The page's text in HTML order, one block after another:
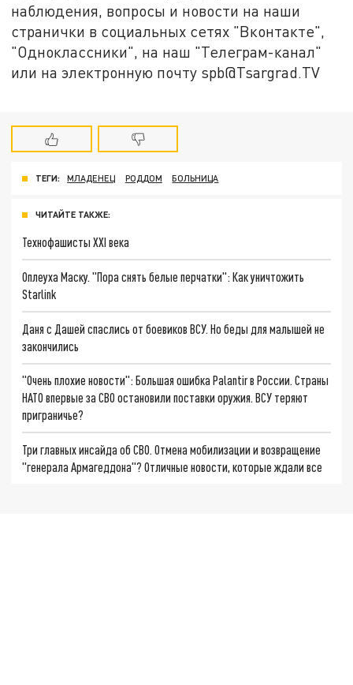
наблюдения, вопросы и новости на наши
странички в социальных сетях "Вконтакте",
"Одноклассники", на наш "Телеграм-канал"
или на электронную почту spb@Tsargrad.TV
ТЕГИ: МЛАДЕНЕЦ РОДДОМ БОЛЬНИЦА
ЧИТАЙТЕ ТАКЖЕ:
Технофашисты XXI века
Оплеуха Маску. "Пора снять белые перчатки": Как уничтожить
Starlink
Даня с Дашей спаслись от боевиков ВСУ. Но беды для малышей не
закончились
"Очень плохие новости": Большая ошибка Palantir в России. Страны
НАТО впервые за СВО остановили поставки оружия. ВСУ теряют
приграничье?
Три главных инсайда об СВО. Отмена мобилизации и возвращение
"генерала Армагеддона"? Отличные новости, которые ждали все